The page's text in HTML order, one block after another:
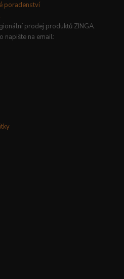
poradenství
prodej produktů ZINGA.
napište na email: